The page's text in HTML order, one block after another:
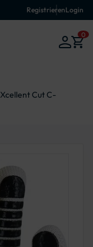
RegistrierenLogin
0
Xcellent Cut C-